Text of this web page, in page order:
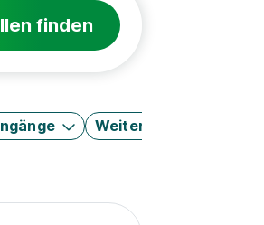
finden
Weitere Filter